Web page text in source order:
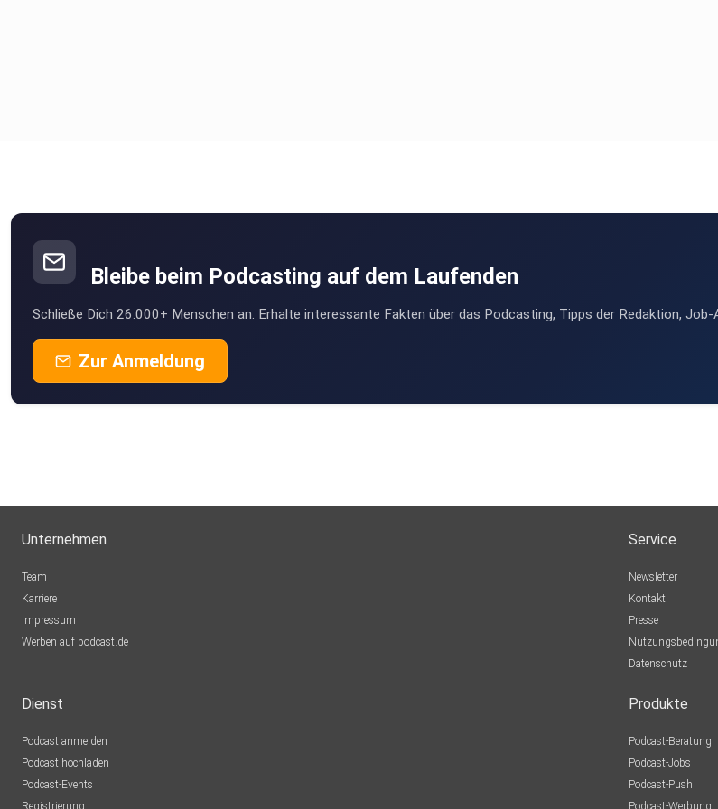
Bleibe beim Podcasting auf dem Laufenden
Schließe Dich 26.000+ Menschen an. Erhalte interessante Fakten über das Podcasting, Tipps der Redaktion, Job-
Zur Anmeldung
Unternehmen
Team
Karriere
Impressum
Werben auf podcast.de
Service
Newsletter
Kontakt
Presse
Datenschutz
Dienst
Podcast anmelden
Podcast hochladen
Podcast-Events
Registrierung
Produkte
Podcast-Beratung
Podcast-Jobs
Podcast-Push
Podcast-Werbung